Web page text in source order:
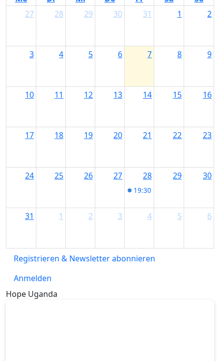
27
28 29 30 31 1 2
3 4 5 6 7 8 9
10 11 12 13 14 15 16
17 18 19 20 21 22 23
24 25 26 27 28
19:30
29 30
31 1 2 3 4 5 6
Registrieren & Newsletter abonnieren
Anmelden
Hope Uganda